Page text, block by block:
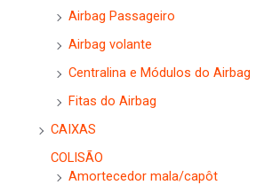
Airbag Passageiro
Airbag volante
Centralina e Módulos do Airbag
Fitas do Airbag
CAIXAS
COLISÃO
Amortecedor mala/capôt